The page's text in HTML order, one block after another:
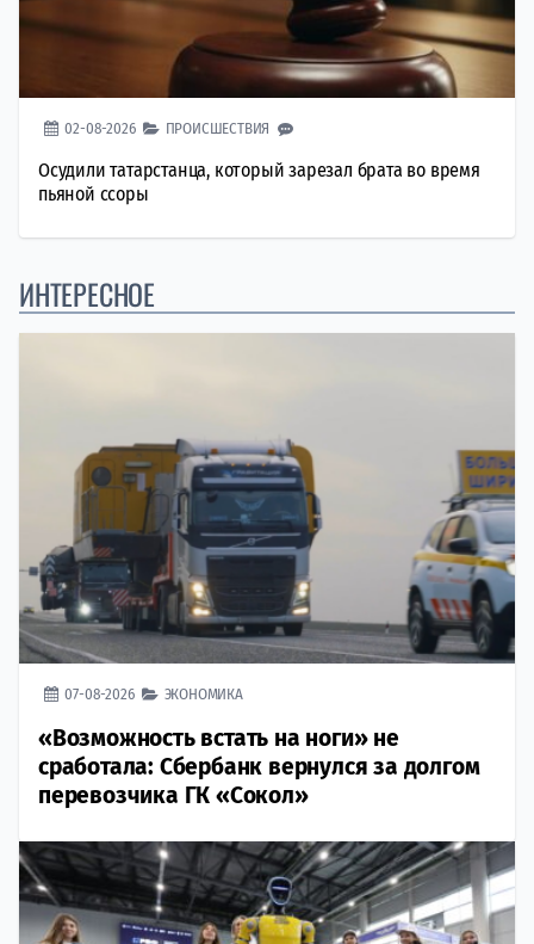
02-08-2026 ПРОИСШЕСТВИЯ
Осудили татарстанца, который зарезал брата во время
пьяной ссоры
ИНТЕРЕСНОЕ
07-08-2026 ЭКОНОМИКА
«Возможность встать на ноги» не
сработала: Сбербанк вернулся за долгом
перевозчика ГК «Сокол»